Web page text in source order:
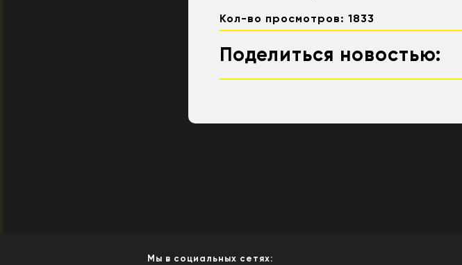
Кол-во просмотров: 1833
Поделиться новостью:
Мы в социальных сетях: